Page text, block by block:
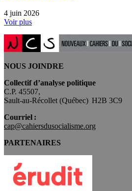
4 juin 2026
Voir plus
NOUS JOINDRE
Collectif d’analyse politique
C.P. 45507,
Sault-au-Récollet (Québec) H2B 3C9
Courriel :
cap@cahiersdusocialisme.org
PARTENAIRES